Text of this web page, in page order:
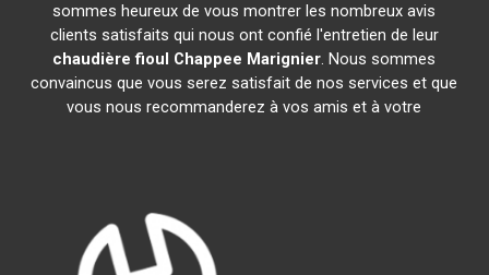
sommes heureux de vous montrer les nombreux avis
clients satisfaits qui nous ont confié l'entretien de leur
chaudière fioul Chappee Marignier. Nous sommes
convaincus que vous serez satisfait de nos services et que
vous nous recommanderez à vos amis et à votre